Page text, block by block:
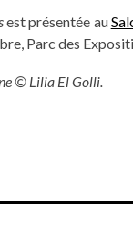
est présentée au
Parc des
© Lilia El Golli.